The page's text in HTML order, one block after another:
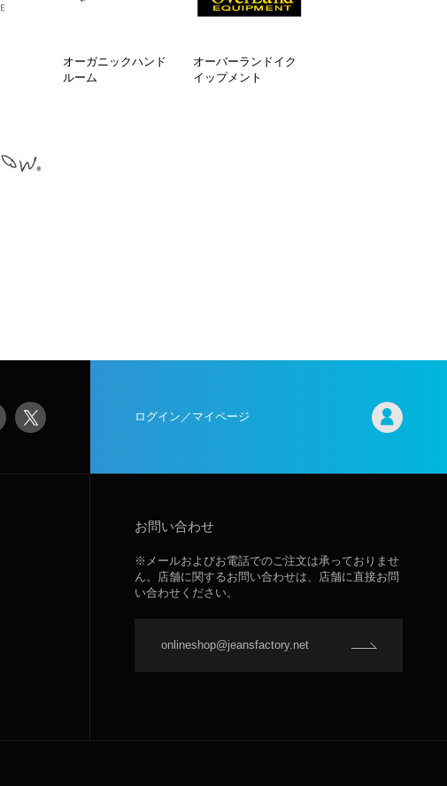
オーガニックハンド
ルーム
オーバーランドイク
イップメント
ログイン／マイページ
お問い合わせ
※メールおよびお電話でのご注文は承っておりませ
ん。店舗に関するお問い合わせは、店舗に直接お問
い合わせください。
onlineshop@jeansfactory.net